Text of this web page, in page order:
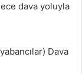
dava yoluyla
Dava